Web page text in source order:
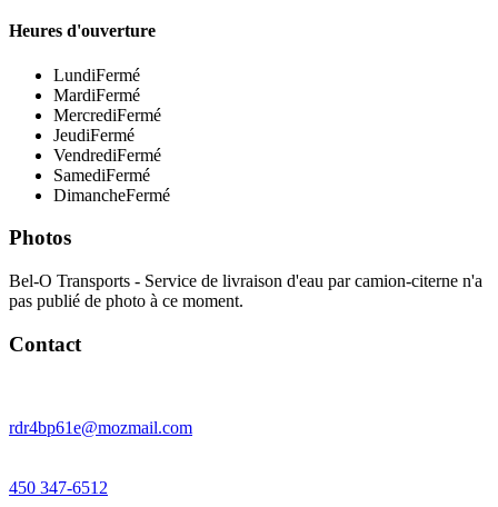
Heures d'ouverture
LundiFermé
MardiFermé
MercrediFermé
JeudiFermé
VendrediFermé
SamediFermé
DimancheFermé
Photos
Bel-O Transports - Service de livraison d'eau par camion-citerne n'a
pas publié de photo à ce moment.
Contact
rdr4bp61e@mozmail.com
450 347-6512